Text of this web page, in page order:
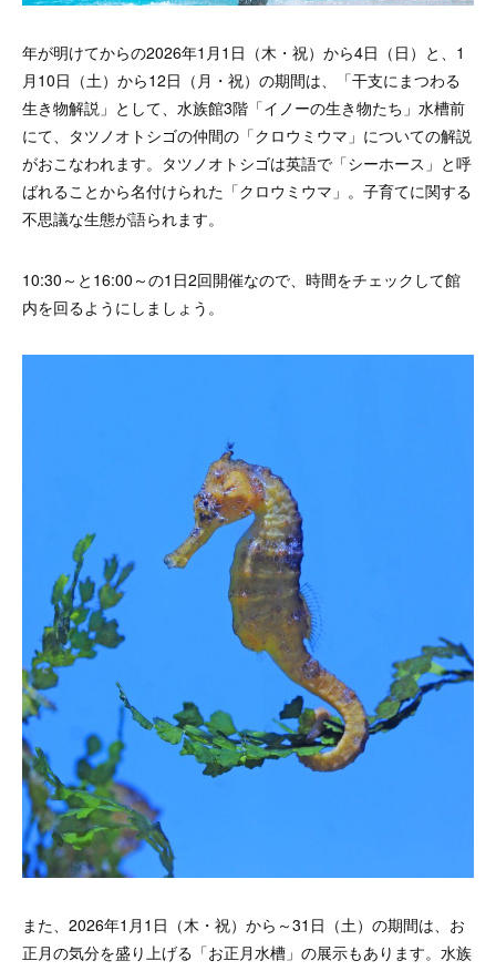
年が明けてからの2026年1月1日（木・祝）から4日（日）と、1
月10日（土）から12日（月・祝）の期間は、「干支にまつわる
生き物解説」として、水族館3階「イノーの生き物たち」水槽前
にて、タツノオトシゴの仲間の「クロウミウマ」についての解説
がおこなわれます。タツノオトシゴは英語で「シーホース」と呼
ばれることから名付けられた「クロウミウマ」。子育てに関する
不思議な生態が語られます。
10:30～と16:00～の1日2回開催なので、時間をチェックして館
内を回るようにしましょう。
また、2026年1月1日（木・祝）から～31日（土）の期間は、お
正月の気分を盛り上げる「お正月水槽」の展示もあります。水族